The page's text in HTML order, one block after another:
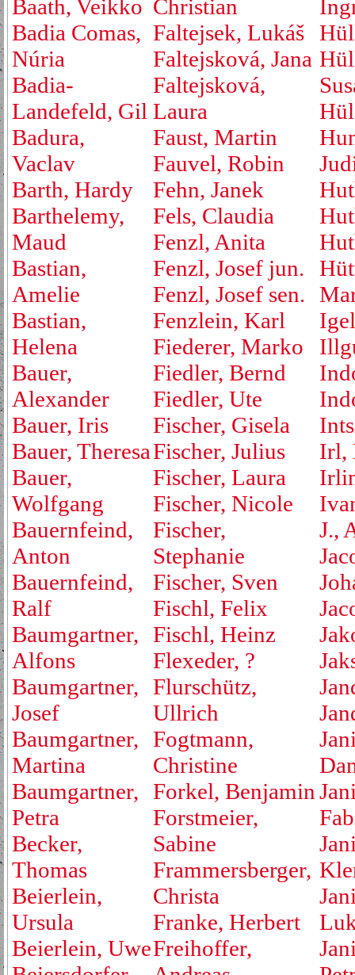
Baath, Veikko
Badia Comas,
Núria
Badia-
Landefeld, Gil
Badura,
Vaclav
Barth, Hardy
Barthelemy,
Maud
Bastian,
Amelie
Bastian,
Helena
Bauer,
Alexander
Bauer, Iris
Bauer, Theresa
Bauer,
Wolfgang
Bauernfeind,
Anton
Bauernfeind,
Ralf
Baumgartner,
Alfons
Baumgartner,
Josef
Baumgartner,
Martina
Baumgartner,
Petra
Becker,
Thomas
Beierlein,
Ursula
Beierlein, Uwe
Christian
Faltejsek, Lukáš
Faltejsková, Jana
Faltejsková,
Laura
Faust, Martin
Fauvel, Robin
Fehn, Janek
Fels, Claudia
Fenzl, Anita
Fenzl, Josef jun.
Fenzl, Josef sen.
Fenzlein, Karl
Fiederer, Marko
Fiedler, Bernd
Fiedler, Ute
Fischer, Gisela
Fischer, Julius
Fischer, Laura
Fischer, Nicole
Fischer,
Stephanie
Fischer, Sven
Fischl, Felix
Fischl, Heinz
Flexeder, ?
Flurschütz,
Ullrich
Fogtmann,
Christine
Forkel, Benjamin
Forstmeier,
Sabine
Frammersberger,
Christa
Franke, Herbert
Freihoffer,
Irl,
J.,